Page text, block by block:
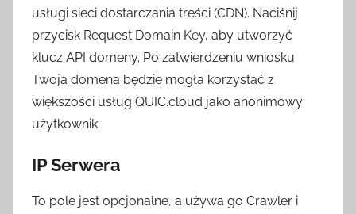
usługi sieci dostarczania treści (CDN). Naciśnij
przycisk Request Domain Key, aby utworzyć
klucz API domeny. Po zatwierdzeniu wniosku
Twoja domena będzie mogła korzystać z
większości usług QUIC.cloud jako anonimowy
użytkownik.
IP Serwera
To pole jest opcjonalne, a używa go Crawler i